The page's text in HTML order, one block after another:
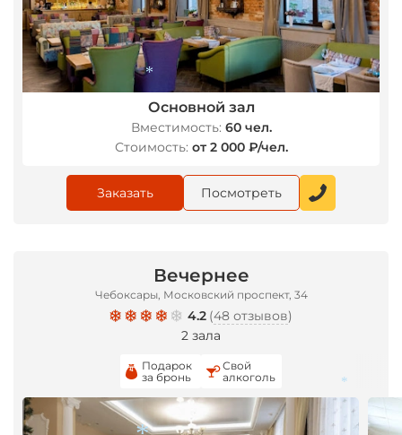
Основной зал
Вместимость: 60 чел.
Стоимость: от 2 000 ₽/чел.
Заказать Посмотреть
Вечернее
Чебоксары, Московский проспект, 34
4.2 (48 отзывов)
2 зала
Подарок
за бронь
Свой
алкоголь
*
*
*
*